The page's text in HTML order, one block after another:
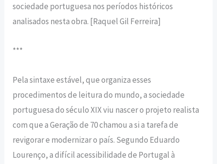
sociedade portuguesa nos períodos históricos
analisados nesta obra. [Raquel Gil Ferreira]
***
Pela sintaxe estável, que organiza esses
procedimentos de leitura do mundo, a sociedade
portuguesa do século XIX viu nascer o projeto realista
com que a Geração de 70 chamou a si a tarefa de
revigorar e modernizar o país. Segundo Eduardo
Lourenço, a difícil acessibilidade de Portugal à